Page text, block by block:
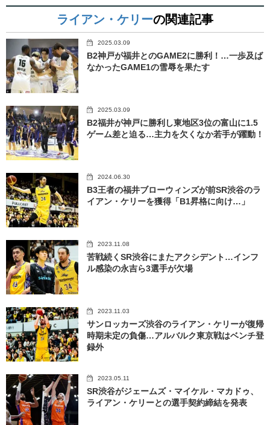
ライアン・ケリーの関連記事
2025.03.09
B2神戸が福井とのGAME2に勝利！…一歩及ば
なかったGAME1の雪辱を果たす
2025.03.09
B2福井が神戸に勝利し東地区3位の富山に1.5
ゲーム差と迫る…主力を欠くなか若手が躍動！
2024.06.30
B3王者の福井ブローウィンズが前SR渋谷のラ
イアン・ケリーを獲得「B1昇格に向け…」
2023.11.08
苦戦続くSR渋谷にまたアクシデント…インフ
ル感染の永吉ら3選手が欠場
2023.11.03
サンロッカーズ渋谷のライアン・ケリーが復帰
時期未定の負傷…アルバルク東京戦はベンチ登
録外
2023.05.11
SR渋谷がジェームズ・マイケル・マカドゥ、
ライアン・ケリーとの選手契約締結を発表